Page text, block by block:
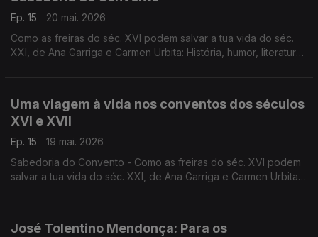
Ep. 15
20 mai. 2026
Como as freiras do séc. XVI podem salvar a tua vida do séc.
XXI, de Ana Garriga e Carmen Urbita: História, humor, literatura,
Uma viagem à vida nos conventos dos séculos
XVI e XVII
Ep. 15
19 mai. 2026
Sabedoria do Convento - Como as freiras do séc. XVI podem
salvar a tua vida do séc. XXI, de Ana Garriga e Carmen Urbita,
José Tolentino Mendonça: Para os